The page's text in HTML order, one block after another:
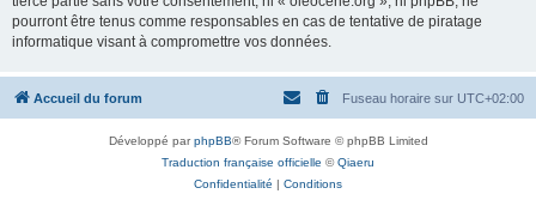
pourront être tenus comme responsables en cas de tentative de piratage
informatique visant à compromettre vos données.
Accueil du forum Fuseau horaire sur UTC+02:00
Développé parphpBB® Forum Software © phpBB Limited
Traduction française officielle ©Qiaeru
Confidentialité | Conditions